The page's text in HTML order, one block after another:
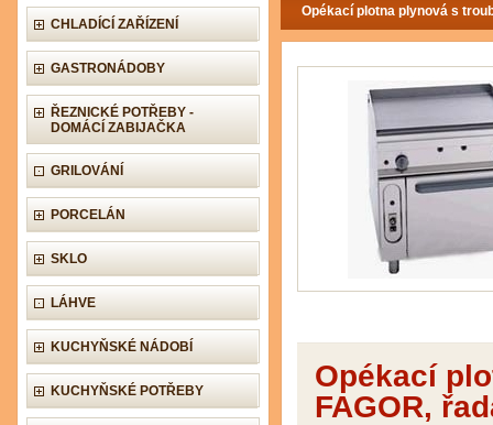
CHLADÍCÍ ZAŘÍZENÍ
GASTRONÁDOBY
ŘEZNICKÉ POTŘEBY -
DOMÁCÍ ZABIJAČKA
GRILOVÁNÍ
PORCELÁN
SKLO
LÁHVE
KUCHYŇSKÉ NÁDOBÍ
KUCHYŇSKÉ POTŘEBY
Opékací plotna plynová s
Opékací
FAGOR,